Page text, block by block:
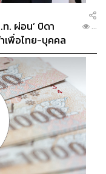
. ผ่อน’ บิดา
เพื่อไทย-บุคคล
...